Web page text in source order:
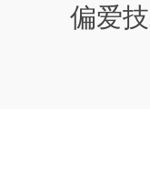
偏爱